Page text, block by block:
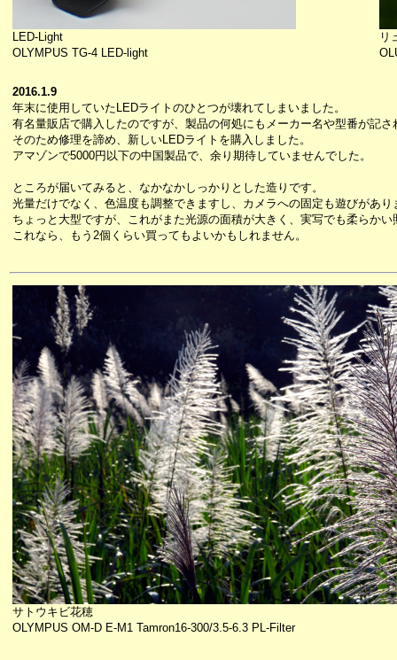
LED-Light
OLYMPUS TG-4 LED-light
リ
2016.1.9
年末に使用していたLEDライトのひとつが壊れてしまいました。
有名量販店で購入したのですが、製品の何処にもメーカー名や型番が記さ
そのため修理を諦め、新しいLEDライトを購入しました。
アマゾンで5000円以下の中国製品で、余り期待していませんでした。
ところが届いてみると、なかなかしっかりとした造りです。
光量だけでなく、色温度も調整できますし、カメラへの固定も遊びがあり
ちょっと大型ですが、これがまた光源の面積が大きく、実写でも柔らかい
これなら、もう2個くらい買ってもよいかもしれません。
サトウキビ花穂
OLYMPUS OM-D E-M1 Tamron16-300/3.5-6.3 PL-Filter